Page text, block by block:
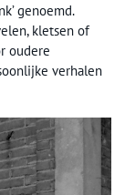
genoemd.
kletsen of
oudere
verhalen